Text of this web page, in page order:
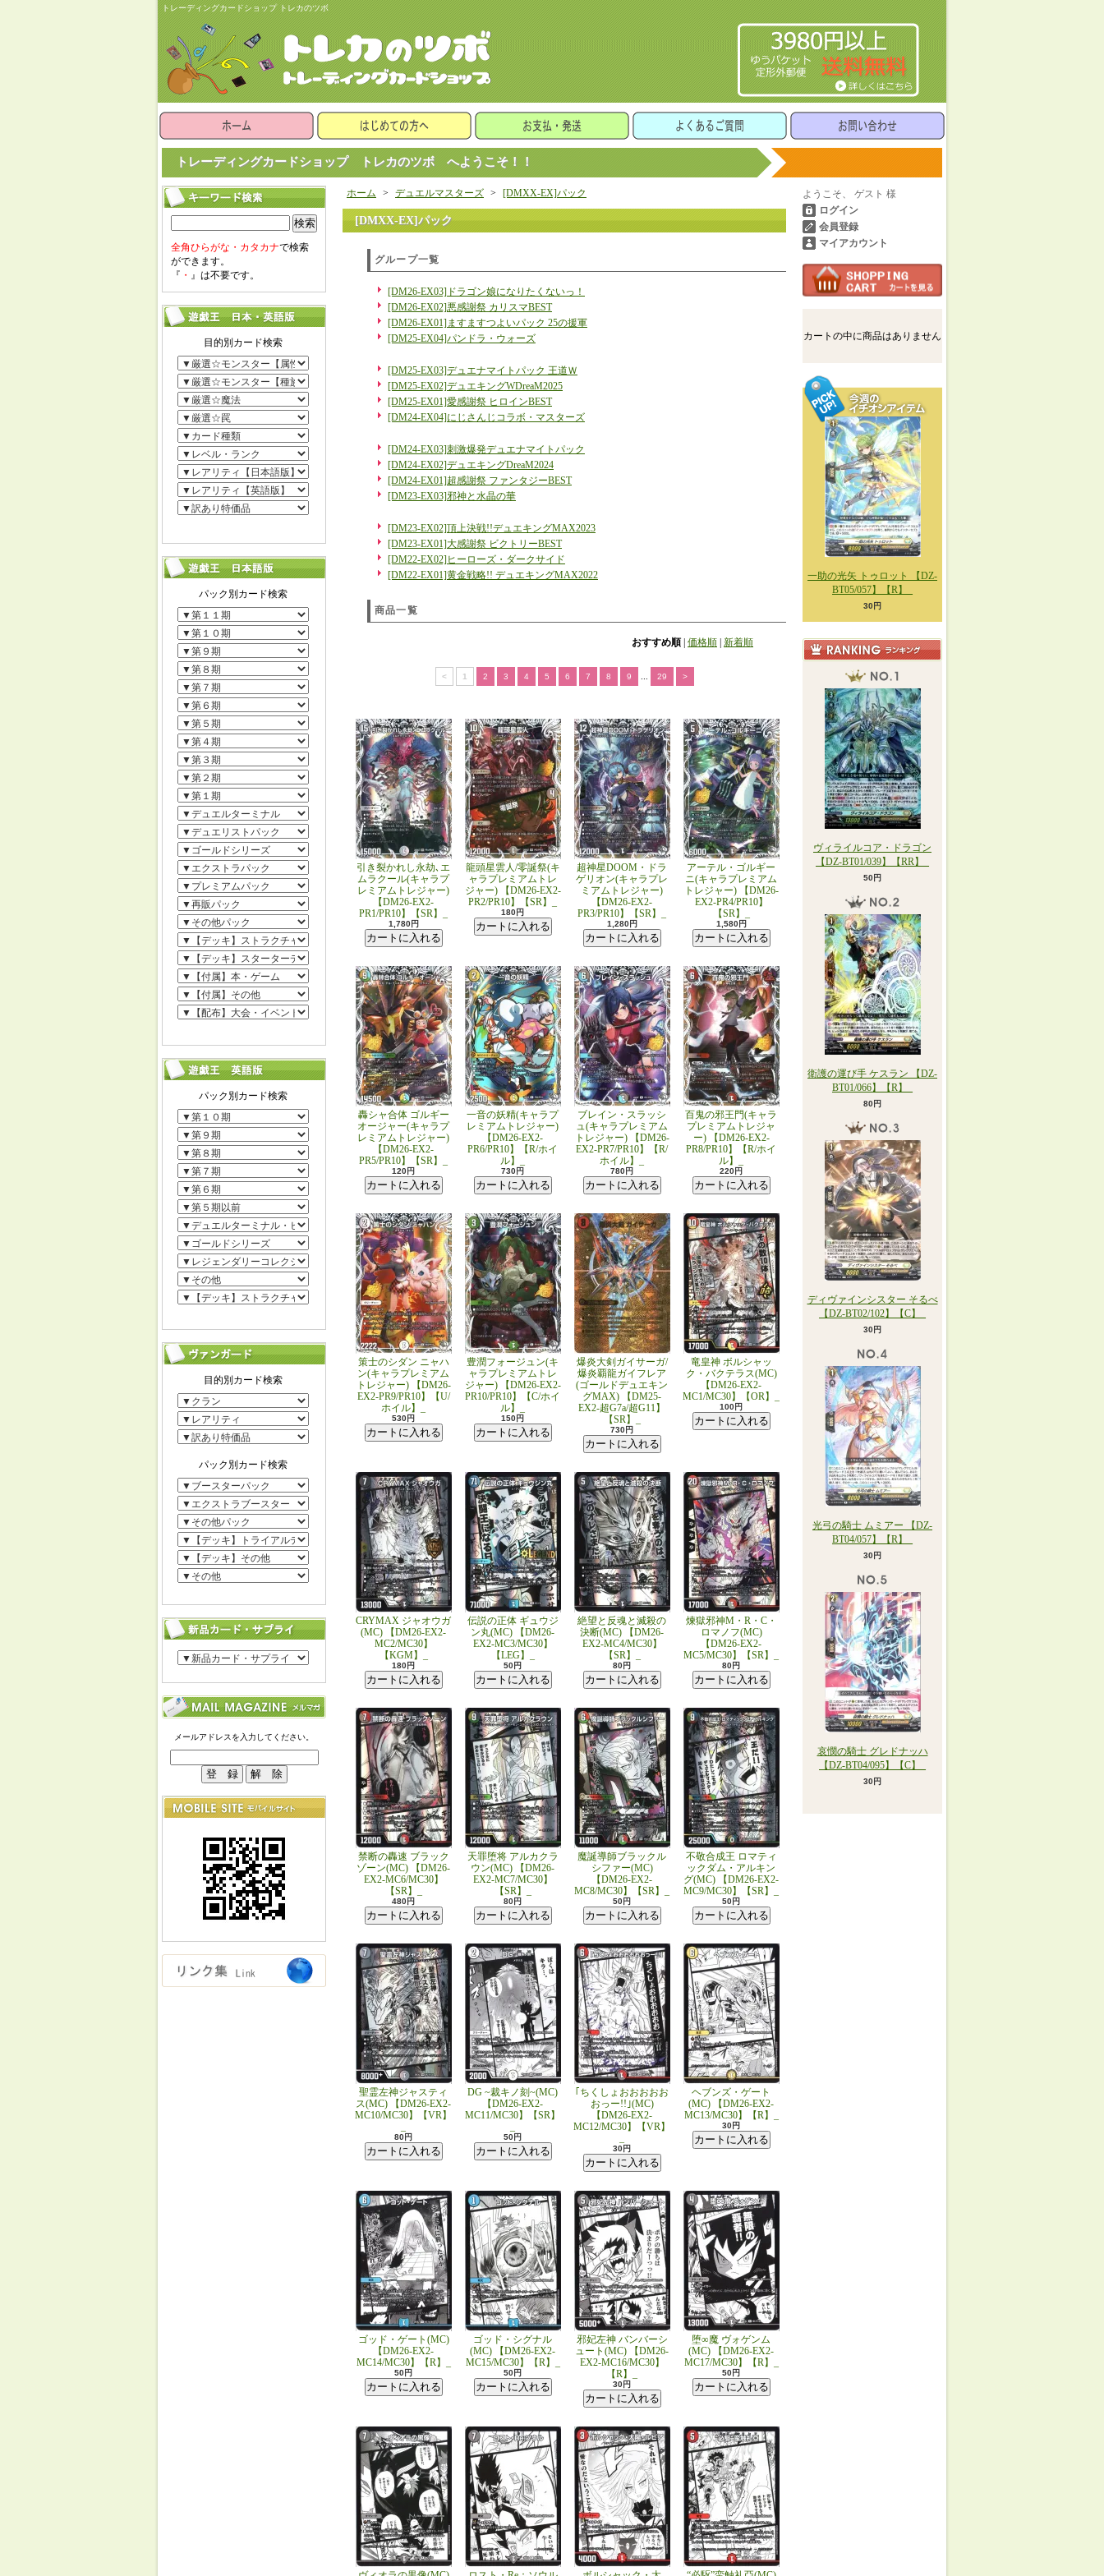
トレーディングカードショップ トレカのツボ
トレーディングカードショップ トレカのツボ へようこそ！！
検索
全角ひらがな・カタカナで検索
ができます。
『 ・ 』は不要です。
メールアドレスを入力してください。
ホーム > デュエルマスターズ > [DMXX-EX]パック
[DMXX-EX]パック
グループ一覧
[DM26-EX03]ドラゴン娘になりたくないっ！
[DM26-EX02]悪感謝祭 カリスマBEST
[DM26-EX01]ますますつよいパック 25の援軍
[DM25-EX04]パンドラ・ウォーズ
[DM25-EX03]デュエナマイトパック 王道Ｗ
[DM25-EX02]デュエキングWDreaM2025
[DM25-EX01]愛感謝祭 ヒロインBEST
[DM24-EX04]にじさんじコラボ・マスターズ
[DM24-EX03]刺激爆発デュエナマイトパック
[DM24-EX02]デュエキングDreaM2024
[DM24-EX01]超感謝祭 ファンタジーBEST
[DM23-EX03]邪神と水晶の華
[DM23-EX02]頂上決戦!!デュエキングMAX2023
[DM23-EX01]大感謝祭 ビクトリーBEST
[DM22-EX02]ヒーローズ・ダークサイド
[DM22-EX01]黄金戦略!! デュエキングMAX2022
商品一覧
おすすめ順 価格順 新着順
< 1 2 3 4 5 6 7 8 9 29 >
引き裂かれし永劫､エ
ムラクール(キャラプ
レミアムトレジャー)
【DM26-EX2-
PR1/PR10】【SR】_
1,780円
龍頭星雲人/零誕祭(キ
ャラプレミアムトレ
ジャー) 【DM26-EX2-
PR2/PR10】【SR】_
180円
超神星DOOM・ドラ
ゲリオン(キャラプレ
ミアムトレジャー)
【DM26-EX2-
PR3/PR10】【SR】_
1,280円
アーテル・ゴルギー
ニ(キャラプレミアム
トレジャー) 【DM26-
EX2-PR4/PR10】
【SR】_
1,580円
轟シャ合体 ゴルギー
オージャー(キャラプ
レミアムトレジャー)
【DM26-EX2-
PR5/PR10】【SR】_
120円
一音の妖精(キャラプ
レミアムトレジャー)
【DM26-EX2-
PR6/PR10】【R/ホイ
ル】_
730円
ブレイン・スラッシ
ュ(キャラプレミアム
トレジャー) 【DM26-
EX2-PR7/PR10】【R/
ホイル】_
780円
百鬼の邪王門(キャラ
プレミアムトレジャ
ー) 【DM26-EX2-
PR8/PR10】【R/ホイ
ル】_
220円
策士のシダン ニャハ
ン(キャラプレミアム
トレジャー) 【DM26-
EX2-PR9/PR10】【U/
ホイル】_
530円
豊潤フォージュン(キ
ャラプレミアムトレ
ジャー) 【DM26-EX2-
PR10/PR10】【C/ホイ
ル】_
150円
爆炎大剣ガイサーガ/
爆炎覇龍ガイフレア
(ゴールドデュエキン
グMAX) 【DM25-
EX2-超G7a/超G11】
【SR】_
730円
竜皇神 ボルシャッ
ク・バクテラス(MC)
【DM26-EX2-
MC1/MC30】【OR】_
100円
CRYMAX ジャオウガ
(MC) 【DM26-EX2-
MC2/MC30】
【KGM】_
180円
伝説の正体 ギュウジ
ン丸(MC) 【DM26-
EX2-MC3/MC30】
【LEG】_
50円
絶望と反魂と滅殺の
決断(MC) 【DM26-
EX2-MC4/MC30】
【SR】_
80円
煉獄邪神M・R・C・
ロマノフ(MC)
【DM26-EX2-
MC5/MC30】【SR】_
80円
禁断の轟速 ブラック
ゾーン(MC) 【DM26-
EX2-MC6/MC30】
【SR】_
480円
天罪堕将 アルカクラ
ウン(MC) 【DM26-
EX2-MC7/MC30】
【SR】_
80円
魔誕導師ブラックル
シファー(MC)
【DM26-EX2-
MC8/MC30】【SR】_
50円
不敬合成王 ロマティ
ックダム・アルキン
グ(MC) 【DM26-EX2-
MC9/MC30】【SR】_
50円
聖霊左神ジャスティ
ス(MC) 【DM26-EX2-
MC10/MC30】【VR】
80円
DG ~裁キノ刻~(MC)
【DM26-EX2-
MC11/MC30】【SR】
50円
｢ちくしょおおおおお
おっー!!｣(MC)
【DM26-EX2-
MC12/MC30】【VR】
30円
ヘブンズ・ゲート
(MC) 【DM26-EX2-
MC13/MC30】【R】_
30円
ゴッド・ゲート(MC)
【DM26-EX2-
MC14/MC30】【R】_
50円
ゴッド・シグナル
(MC) 【DM26-EX2-
MC15/MC30】【R】_
50円
邪妃左神 バンバーシ
ュート(MC) 【DM26-
EX2-MC16/MC30】
【R】_
30円
堕∞魔 ヴォゲンム
(MC) 【DM26-EX2-
MC17/MC30】【R】_
50円
ようこそ、 ゲスト 様
ログイン
会員登録
マイアカウント
カートの中に商品はありません
一助の光矢 トゥロット 【DZ-
BT05/057】【R】_
30円
ヴィライルコア・ドラゴン
【DZ-BT01/039】【RR】_
50円
衛護の運び手 ケスラン 【DZ-
BT01/066】【R】_
80円
ディヴァインシスター そるべ
【DZ-BT02/102】【C】_
30円
光弓の騎士 ムミアー 【DZ-
BT04/057】【R】_
30円
哀憫の騎士 グレドナッハ
【DZ-BT04/095】【C】_
30円